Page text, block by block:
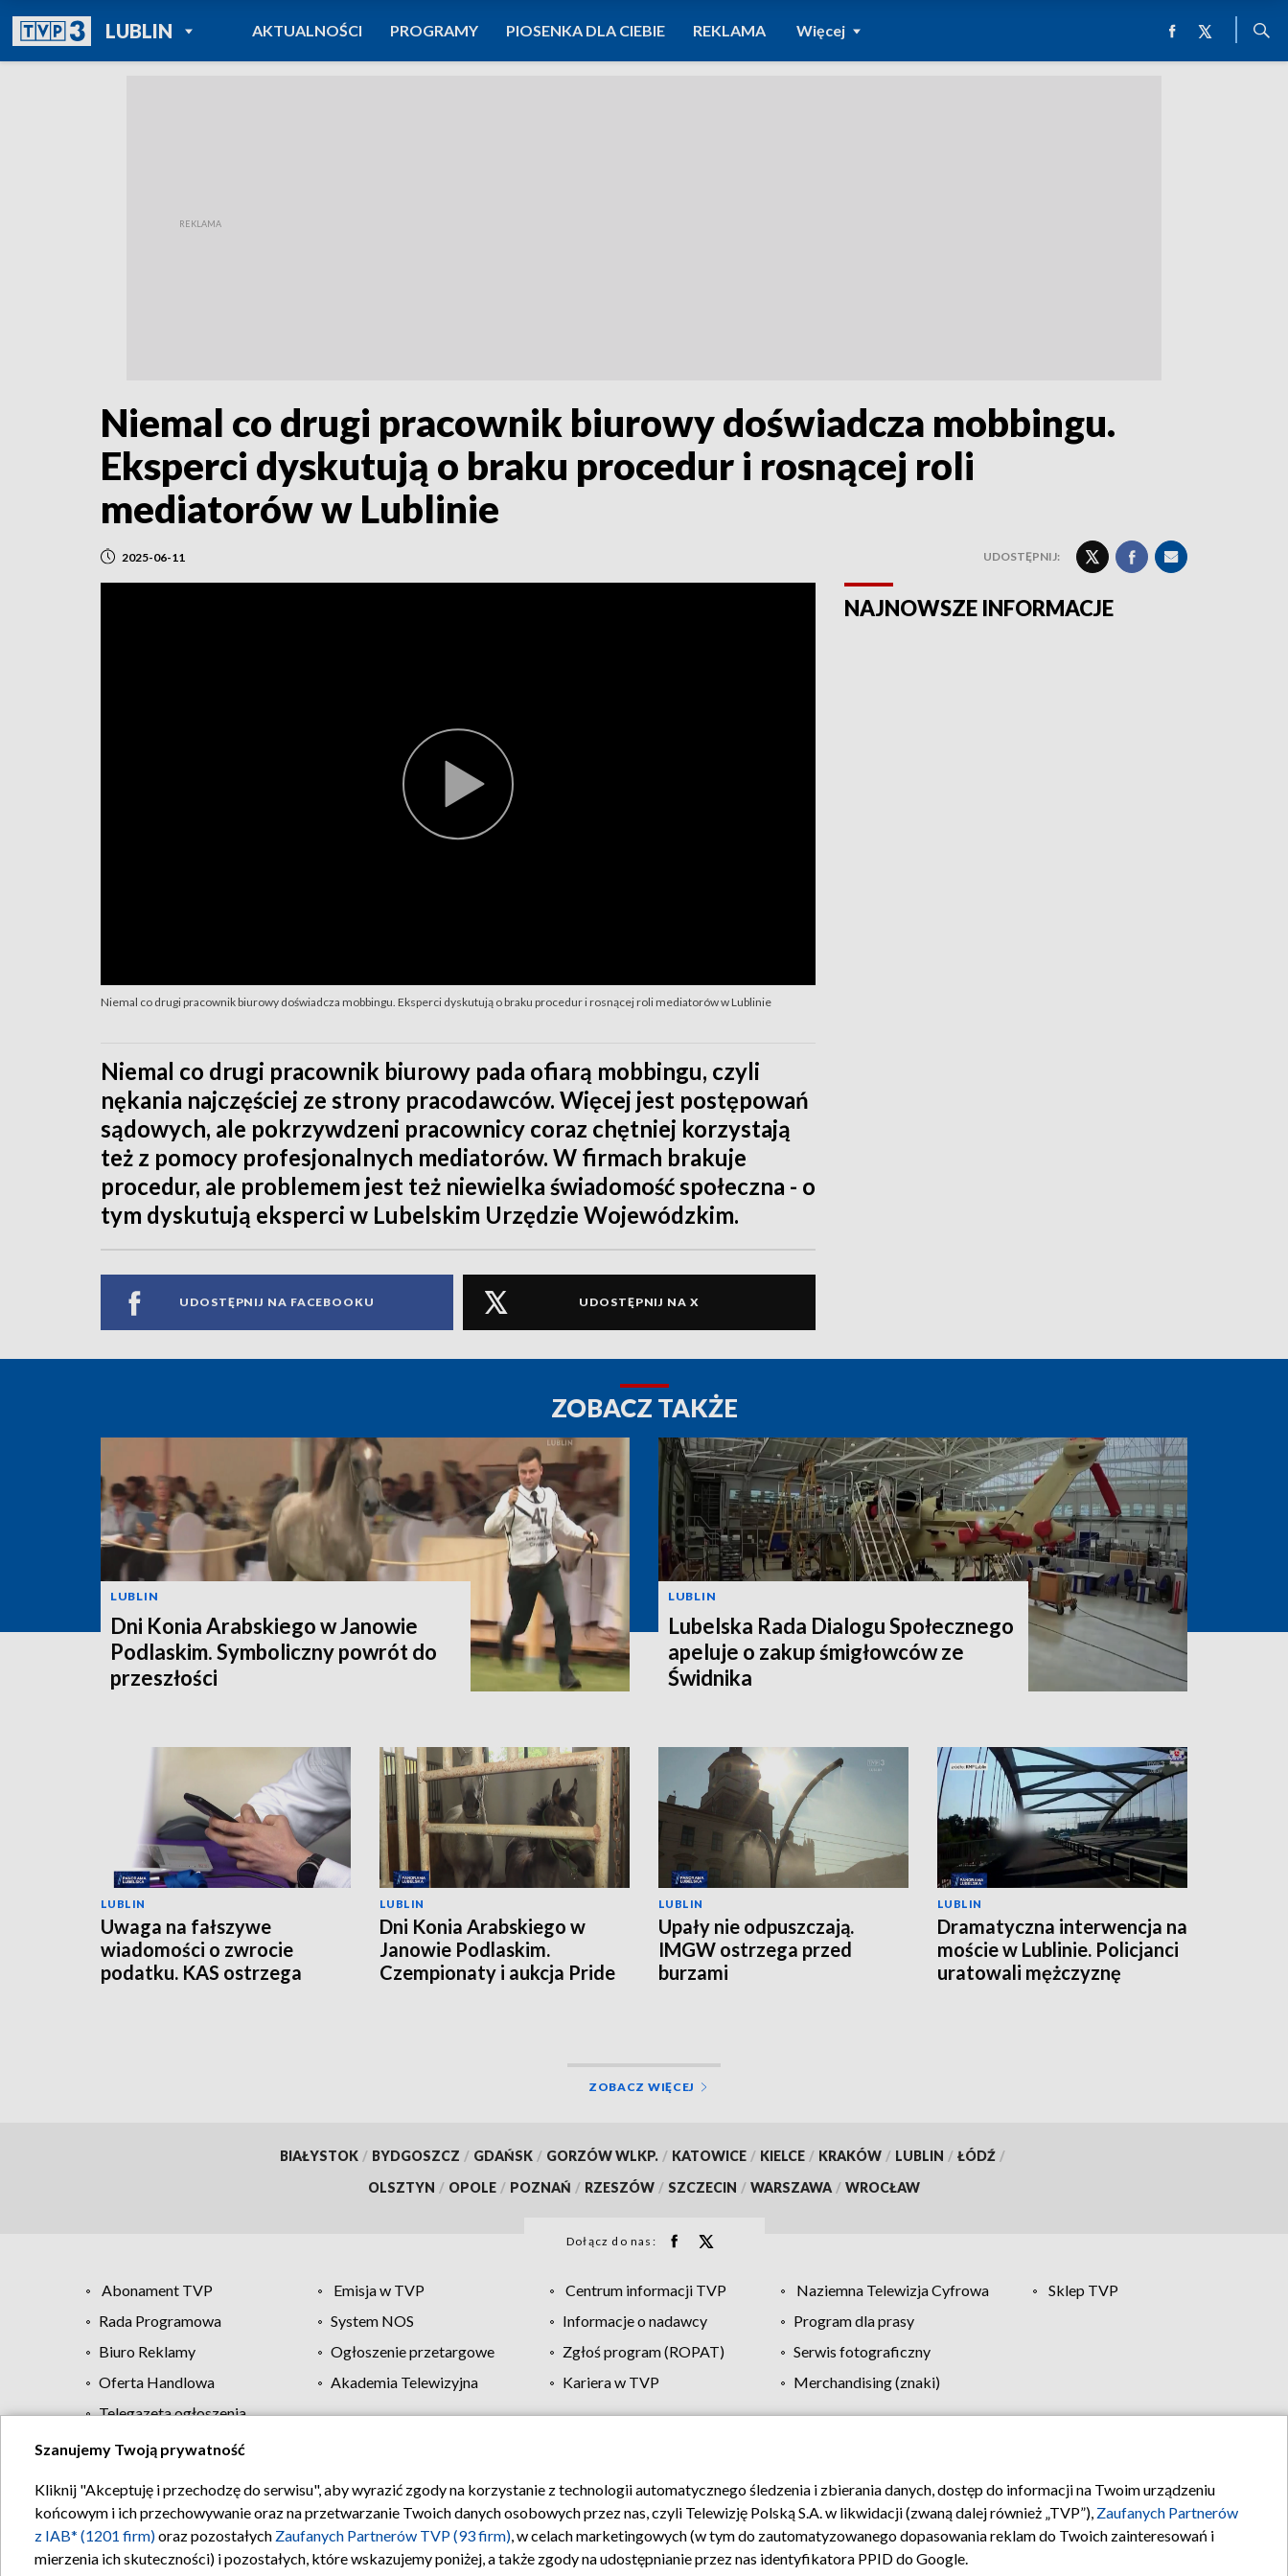
LUBLINPOWRÓT DO
TVP REGIONY
AKTUALNOŚCI PROGRAMY PIOSENKA DLA CIEBIE REKLAMA Więcej
Niemal co drugi pracownik biurowy doświadcza mobbingu.
Eksperci dyskutują o braku procedur i rosnącej roli
mediatorów w Lublinie
2025-06-11 UDOSTĘPNIJ:
Niemal co drugi pracownik biurowy doświadcza mobbingu. Eksperci dyskutują o braku procedur i rosnącej roli mediatorów w Lublinie
Niemal co drugi pracownik biurowy pada ofiarą mobbingu, czyli
nękania najczęściej ze strony pracodawców. Więcej jest postępowań
sądowych, ale pokrzywdzeni pracownicy coraz chętniej korzystają
też z pomocy profesjonalnych mediatorów. W firmach brakuje
procedur, ale problemem jest też niewielka świadomość społeczna - o
tym dyskutują eksperci w Lubelskim Urzędzie Wojewódzkim.
UDOSTĘPNIJ NA FACEBOOKU UDOSTĘPNIJ NA X
NAJNOWSZE INFORMACJE
ZOBACZ TAKŻE
LUBLIN
Dni Konia Arabskiego w Janowie
Podlaskim. Symboliczny powrót do
przeszłości
LUBLIN
Lubelska Rada Dialogu Społecznego
apeluje o zakup śmigłowców ze
Świdnika
LUBLIN
Uwaga na fałszywe
wiadomości o zwrocie
podatku. KAS ostrzega
LUBLIN
Dni Konia Arabskiego w
Janowie Podlaskim.
Czempionaty i aukcja Pride
LUBLIN
Upały nie odpuszczają.
IMGW ostrzega przed
burzami
LUBLIN
Dramatyczna interwencja na
moście w Lublinie. Policjanci
uratowali mężczyznę
ZOBACZ WIĘCEJ
BIAŁYSTOK / BYDGOSZCZ / GDAŃSK / GORZÓW WLKP. / KATOWICE / KIELCE / KRAKÓW / LUBLIN / ŁÓDŹ /
OLSZTYN / OPOLE / POZNAŃ / RZESZÓW / SZCZECIN / WARSZAWA / WROCŁAW
Dołącz do nas:
Abonament TVP Emisja w TVP Centrum informacji TVP Naziemna Telewizja Cyfrowa
Sklep TVP
Rada Programowa
System NOS Informacje o nadawcy
Program dla prasy
Biuro Reklamy
Ogłoszenie przetargowe Zgłoś program (ROPAT)
Serwis fotograficzny
Oferta Handlowa
Akademia Telewizyjna Kariera w TVP
Merchandising (znaki)
Telegazeta ogłoszenia
Regulamin TVP Polityka prywatności Moje zgody Pomoc Biuro reklamy Kontakt
Szanujemy Twoją prywatność
Kliknij "Akceptuję i przechodzę do serwisu", aby wyrazić zgody na korzystanie z technologii automatycznego śledzenia i zbierania danych, dostęp do informacji na Twoim urządzeniu
końcowym i ich przechowywanie oraz na przetwarzanie Twoich danych osobowych przez nas, czyli Telewizję Polską S.A. w likwidacji (zwaną dalej również „TVP”), Zaufanych Partnerów
z IAB* (1201 firm)oraz pozostałych Zaufanych Partnerów TVP (93 firm), w celach marketingowych (w tym do zautomatyzowanego dopasowania reklam do Twoich zainteresowań i
mierzenia ich skuteczności) i pozostałych, które wskazujemy poniżej, a także zgody na udostępnianie przez nas identyfikatora PPID do Google.